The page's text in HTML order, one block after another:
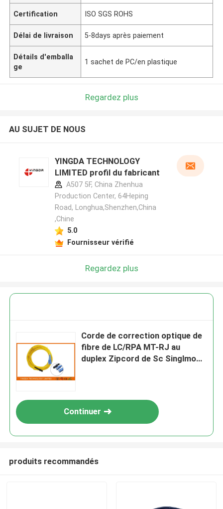
Certification ISO SGS ROHS
Délai de livraison 5-8days après paiement
Détails d'emballa
ge
1 sachet de PC/en plastique
Regardez plus
AU SUJET DE NOUS
YINGDA TECHNOLOGY
LIMITED profil du fabricant
A507 5F, China Zhenhua
Production Center, 64Heping
Road, Longhua,Shenzhen,China
,Chine
5.0
Fournisseur vérifié
Regardez plus
Corde de correction optique de
fibre de LC/RPA MT-RJ au
duplex Zipcord de Sc Singlmode
Continuer
produits recommandés